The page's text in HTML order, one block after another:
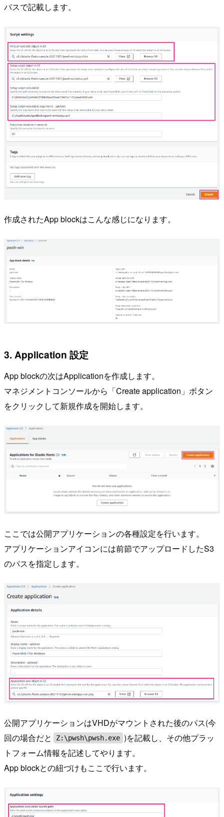
パスで記載します。
作成されたApp blockはこんな感じになります。
3. Application 設定
App blockの次はApplicationを作成します。
マネジメントコンソールから「Create application」ボタン
をクリックして新規作成を開始します。
ここでは公開アプリケーションの各種設定を行います。
アプリケーションアイコンには前節でアップロードしたS3
のパスを指定します。
公開アプリケーションはVHDがマウントされた後のパス(今
回の場合だと
Z:\pwsh\pwsh.exe )を記載し、その他プラッ
トフォーム情報を記述してやります。
App blockとの紐づけもここで行います。